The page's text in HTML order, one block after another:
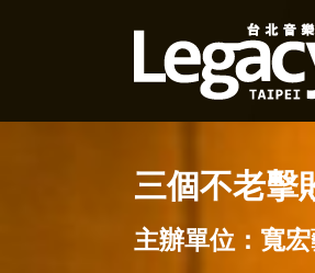
三個不老擊
主辦單位：寬